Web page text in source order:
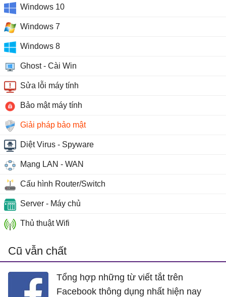
Windows 10
Windows 7
Windows 8
Ghost - Cài Win
Sửa lỗi máy tính
Bảo mật máy tính
Giải pháp bảo mật
Diệt Virus - Spyware
Mạng LAN - WAN
Cấu hình Router/Switch
Server - Máy chủ
Thủ thuật Wifi
Cũ vẫn chất
Tổng hợp những từ viết tắt trên
Facebook thông dụng nhất hiện nay